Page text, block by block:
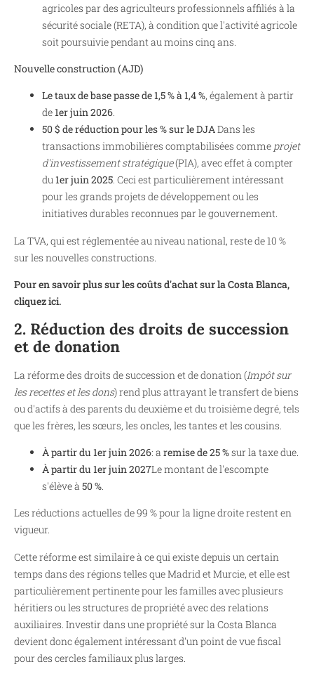
agricoles par des agriculteurs professionnels affiliés à la
sécurité sociale (RETA), à condition que l'activité agricole
soit poursuivie pendant au moins cinq ans.
Nouvelle construction (AJD)
Le taux de base passe de 1,5 % à 1,4 %, également à partir
de1er juin 2026.
50 $ de réduction pour les % sur le DJADans les
transactions immobilières comptabilisées comme projet
d'investissement stratégique(PIA), avec effet à compter
du1er juin 2025. Ceci est particulièrement intéressant
pour les grands projets de développement ou les
initiatives durables reconnues par le gouvernement.
La TVA, qui est réglementée au niveau national, reste de 10 %
sur les nouvelles constructions.
Pour en savoir plus sur les coûts d'achat sur la Costa Blanca,
cliquez ici.
2. Réduction des droits de succession
et de donation
La réforme des droits de succession et de donation (Impôt sur
les recettes et les dons) rend plus attrayant le transfert de biens
ou d'actifs à des parents du deuxième et du troisième degré, tels
que les frères, les sœurs, les oncles, les tantes et les cousins.
À partir du 1er juin 2026: a remise de 25 %sur la taxe due.
À partir du 1er juin 2027Le montant de l'escompte
s'élève à 50 %.
Les réductions actuelles de 99 % pour la ligne droite restent en
vigueur.
Cette réforme est similaire à ce qui existe depuis un certain
temps dans des régions telles que Madrid et Murcie, et elle est
particulièrement pertinente pour les familles avec plusieurs
héritiers ou les structures de propriété avec des relations
auxiliaires. Investir dans une propriété sur la Costa Blanca
devient donc également intéressant d'un point de vue fiscal
pour des cercles familiaux plus larges.